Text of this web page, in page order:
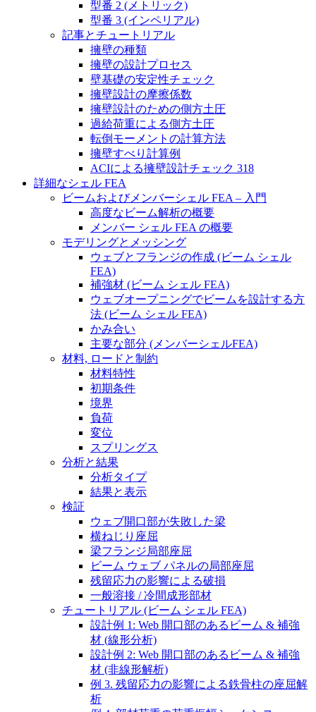
型番 2 (メトリック)
型番 3 (インペリアル)
記事とチュートリアル
擁壁の種類
擁壁の設計プロセス
壁基礎の安定性チェック
擁壁設計の摩擦係数
擁壁設計のための側方土圧
過給荷重による側方土圧
転倒モーメントの計算方法
擁壁すべり計算例
ACIによる擁壁設計チェック 318
詳細なシェル FEA
ビームおよびメンバーシェル FEA – 入門
高度なビーム解析の概要
メンバー シェル FEA の概要
モデリングとメッシング
ウェブとフランジの作成 (ビーム シェル
FEA)
補強材 (ビーム シェル FEA)
ウェブオープニングでビームを設計する方
法 (ビーム シェル FEA)
かみ合い
主要な部分 (メンバーシェルFEA)
材料, ロードと制約
材料特性
初期条件
境界
負荷
変位
スプリングス
分析と結果
分析タイプ
結果と表示
検証
ウェブ開口部が失敗した梁
横ねじり座屈
梁フランジ局部座屈
ビーム ウェブ パネルの局部座屈
残留応力の影響による破損
一般溶接 / 冷間成形部材
チュートリアル (ビーム シェル FEA)
設計例 1: Web 開口部のあるビーム & 補強
材 (線形分析)
設計例 2: Web 開口部のあるビーム & 補強
材 (非線形解析)
例 3. 残留応力の影響による鉄骨柱の座屈解
析